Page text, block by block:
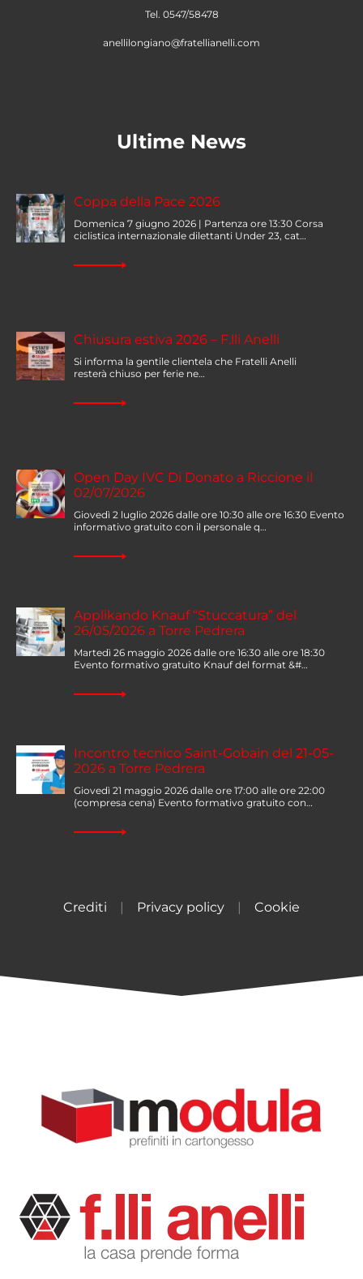
Tel. 0547/58478
anellilongiano@fratellianelli.com
Ultime News
Coppa della Pace 2026
Domenica 7 giugno 2026 | Partenza ore 13:30 Corsa
ciclistica internazionale dilettanti Under 23, cat…
Chiusura estiva 2026 – F.lli Anelli
Si informa la gentile clientela che Fratelli Anelli
resterà chiuso per ferie ne…
Open Day IVC Di Donato a Riccione il
02/07/2026
Giovedì 2 luglio 2026 dalle ore 10:30 alle ore 16:30 Evento
informativo gratuito con il personale q…
Applikando Knauf “Stuccatura” del
26/05/2026 a Torre Pedrera
Martedì 26 maggio 2026 dalle ore 16:30 alle ore 18:30
Evento formativo gratuito Knauf del format &#…
Incontro tecnico Saint-Gobain del 21-05-
2026 a Torre Pedrera
Giovedì 21 maggio 2026 dalle ore 17:00 alle ore 22:00
(compresa cena) Evento formativo gratuito con…
Crediti | Privacy policy | Cookie